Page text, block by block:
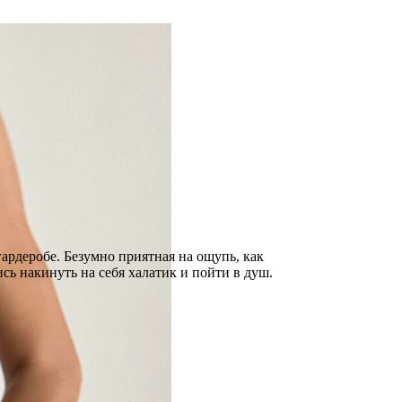
Безумно приятная на ощупь, как
накинуть на себя халатик и пойти в душ.